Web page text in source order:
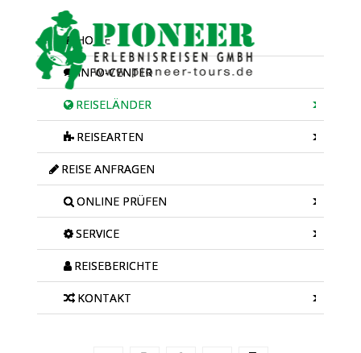
HOME
INFO-CENTER
REISELÄNDER
REISEARTEN
REISE ANFRAGEN
ONLINE PRÜFEN
SERVICE
REISEBERICHTE
KONTAKT